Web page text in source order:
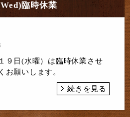
臨時休業
９日(水曜）は臨時休業させ
お願いします。
続きを見る